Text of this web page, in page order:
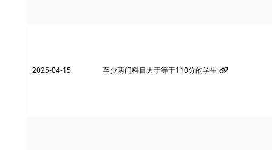
2025-04-15 至少两门科目大于等于110分的学生